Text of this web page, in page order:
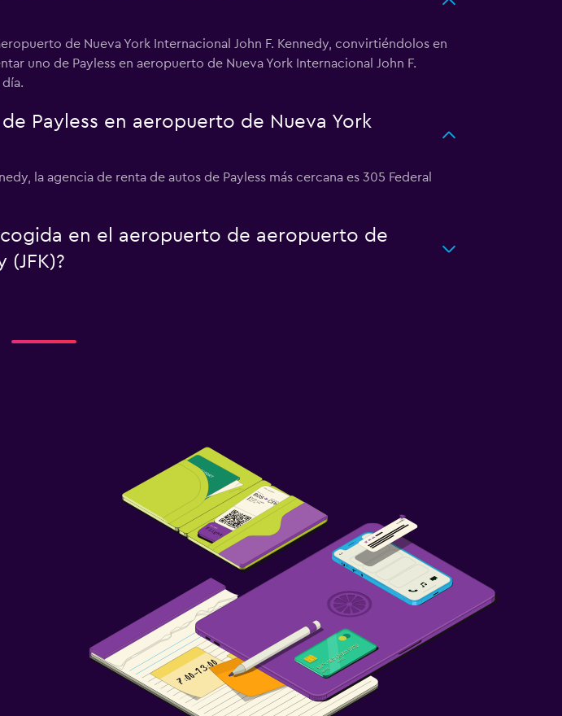
de Nueva York Internacional John F. Kennedy, convirtiéndolos en
uno de Payless en aeropuerto de Nueva York Internacional John F.
Payless en aeropuerto de Nueva York
la agencia de renta de autos de Payless más cercana es 305 Federal
en el aeropuerto de aeropuerto de
(JFK)?